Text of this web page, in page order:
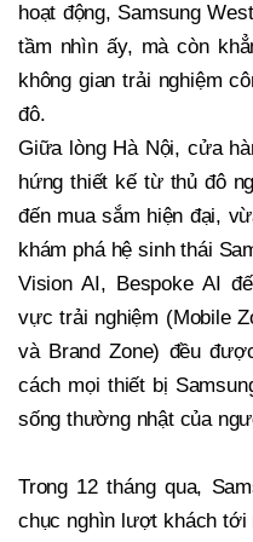
hoạt động, Samsung
tầm nhìn ấy, mà còn
không gian trải nghiệm
đô.
Giữa lòng Hà Nội, cửa
hứng thiết kế từ thủ đô
đến mua sắm hiện đại,
khám phá hệ sinh thái
Vision AI, Bespoke AI
vực trải nghiệm (Mobile
và Brand Zone) đều
cách mọi thiết bị
sống thường nhật của
Trong 12 tháng qua,
chục nghìn lượt khách tới